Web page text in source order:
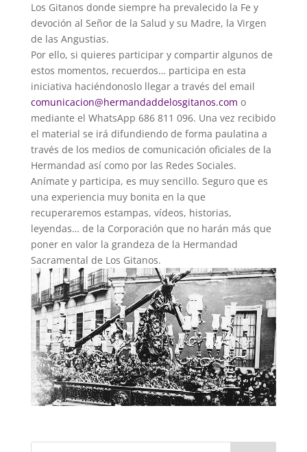
Los Gitanos donde siempre ha prevalecido la Fe y
devoción al Señor de la Salud y su Madre, la Virgen
de las Angustias.
Por ello, si quieres participar y compartir algunos de
estos momentos, recuerdos… participa en esta
iniciativa haciéndonoslo llegar a través del email
comunicacion@hermandaddelosgitanos.com o
mediante el WhatsApp 686 811 096. Una vez recibido
el material se irá difundiendo de forma paulatina a
través de los medios de comunicación oficiales de la
Hermandad así como por las Redes Sociales.
Anímate y participa, es muy sencillo. Seguro que es
una experiencia muy bonita en la que
recuperaremos estampas, vídeos, historias,
leyendas… de la Corporación que no harán más que
poner en valor la grandeza de la Hermandad
Sacramental de Los Gitanos.